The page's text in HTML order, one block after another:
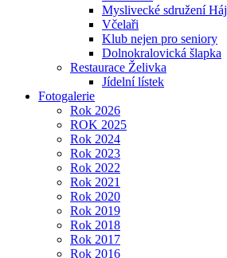
Myslivecké sdružení Háj
Včelaři
Klub nejen pro seniory
Dolnokralovická šlapka
Restaurace Želivka
Jídelní lístek
Fotogalerie
Rok 2026
ROK 2025
Rok 2024
Rok 2023
Rok 2022
Rok 2021
Rok 2020
Rok 2019
Rok 2018
Rok 2017
Rok 2016